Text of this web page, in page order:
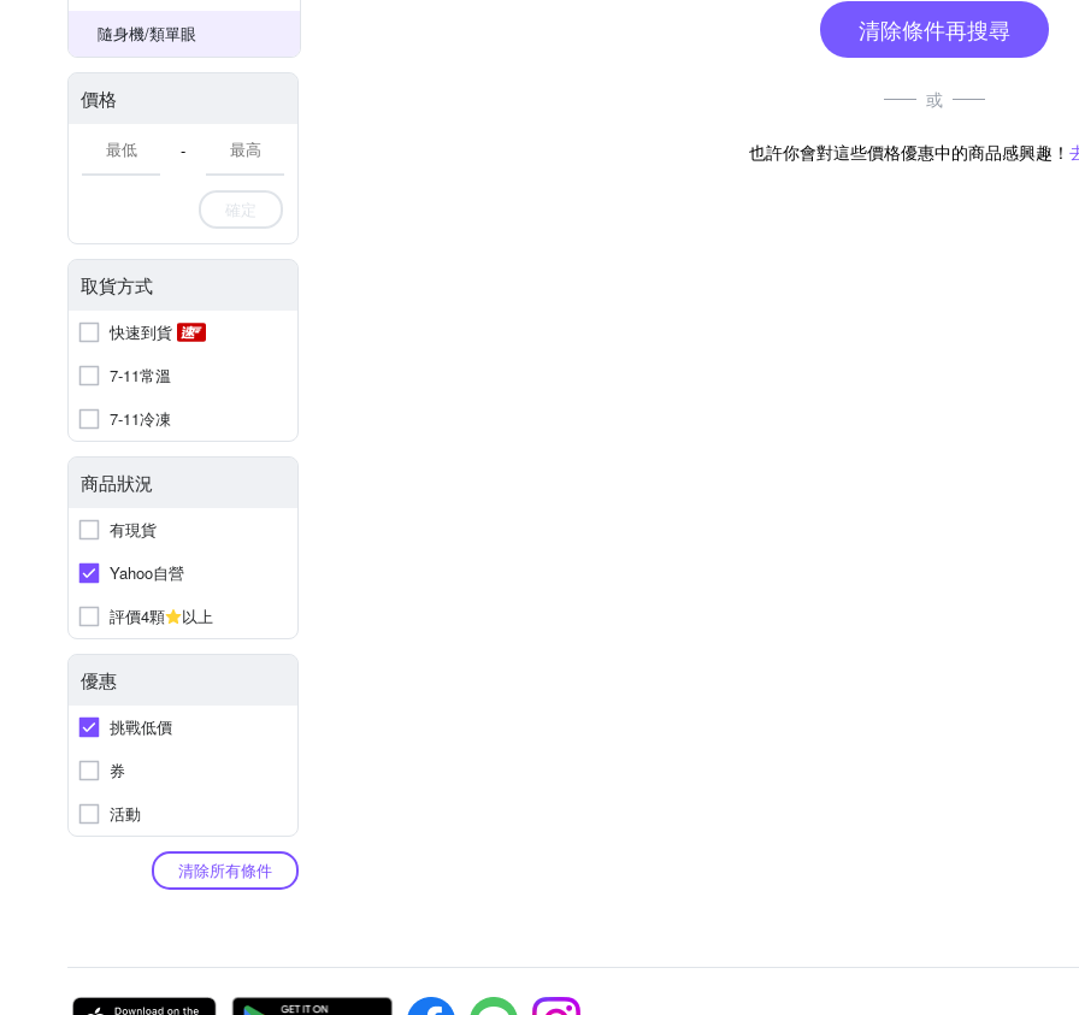
隨身機/類單眼
價格
-
確定
取貨方式
快速到貨
7-11常溫
7-11冷凍
商品狀況
有現貨
Yahoo自營
評價4顆
以上
優惠
挑戰低價
券
活動
清除所有條件
清除條件再搜尋
或
也許你會對這些價格優惠中的商品感興趣！